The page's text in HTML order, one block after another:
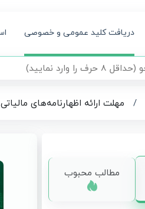
دریافت کلید عمومی و خصوصی
/ مهلت ارائه اظهارنامه‌های مالیاتی تا
مطالب محبوب